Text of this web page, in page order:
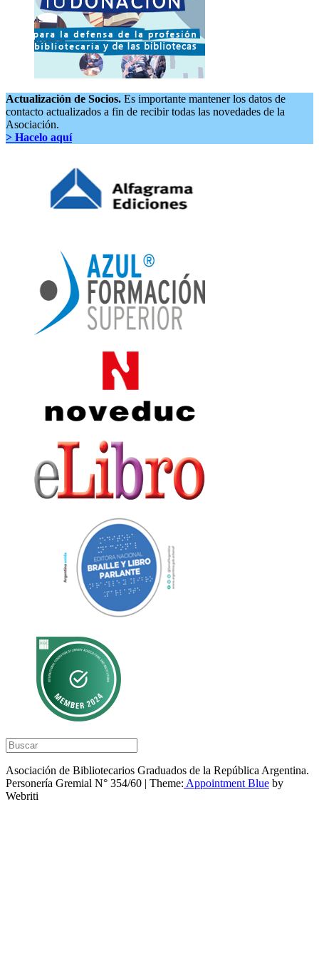
Actualización de Socios. Es importante mantener los datos de
contacto actualizados a fin de recibir todas las novedades de la
Asociación.
> Hacelo aquí
Asociación de Bibliotecarios Graduados de la República Argentina.
Personería Gremial N° 354/60 | Theme: Appointment Blue by
Webriti